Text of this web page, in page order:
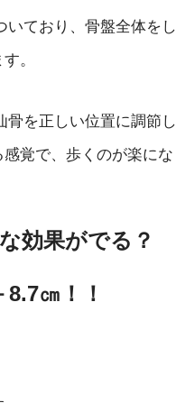
いており、骨盤全体を
。
を正しい位置に調節
覚で、歩くのが楽にな
効果がでる？
㎝！！